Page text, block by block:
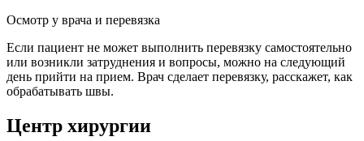
Осмотр у врача и перевязка
Если пациент не может выполнить перевязку самостоятельно
или возникли затруднения и вопросы, можно на следующий
день прийти на прием. Врач сделает перевязку, расскажет, как
обрабатывать швы.
Центр хирургии